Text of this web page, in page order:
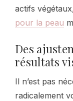
actifs
pour la peau
Des
résultats
Il n’est pas
radicalement